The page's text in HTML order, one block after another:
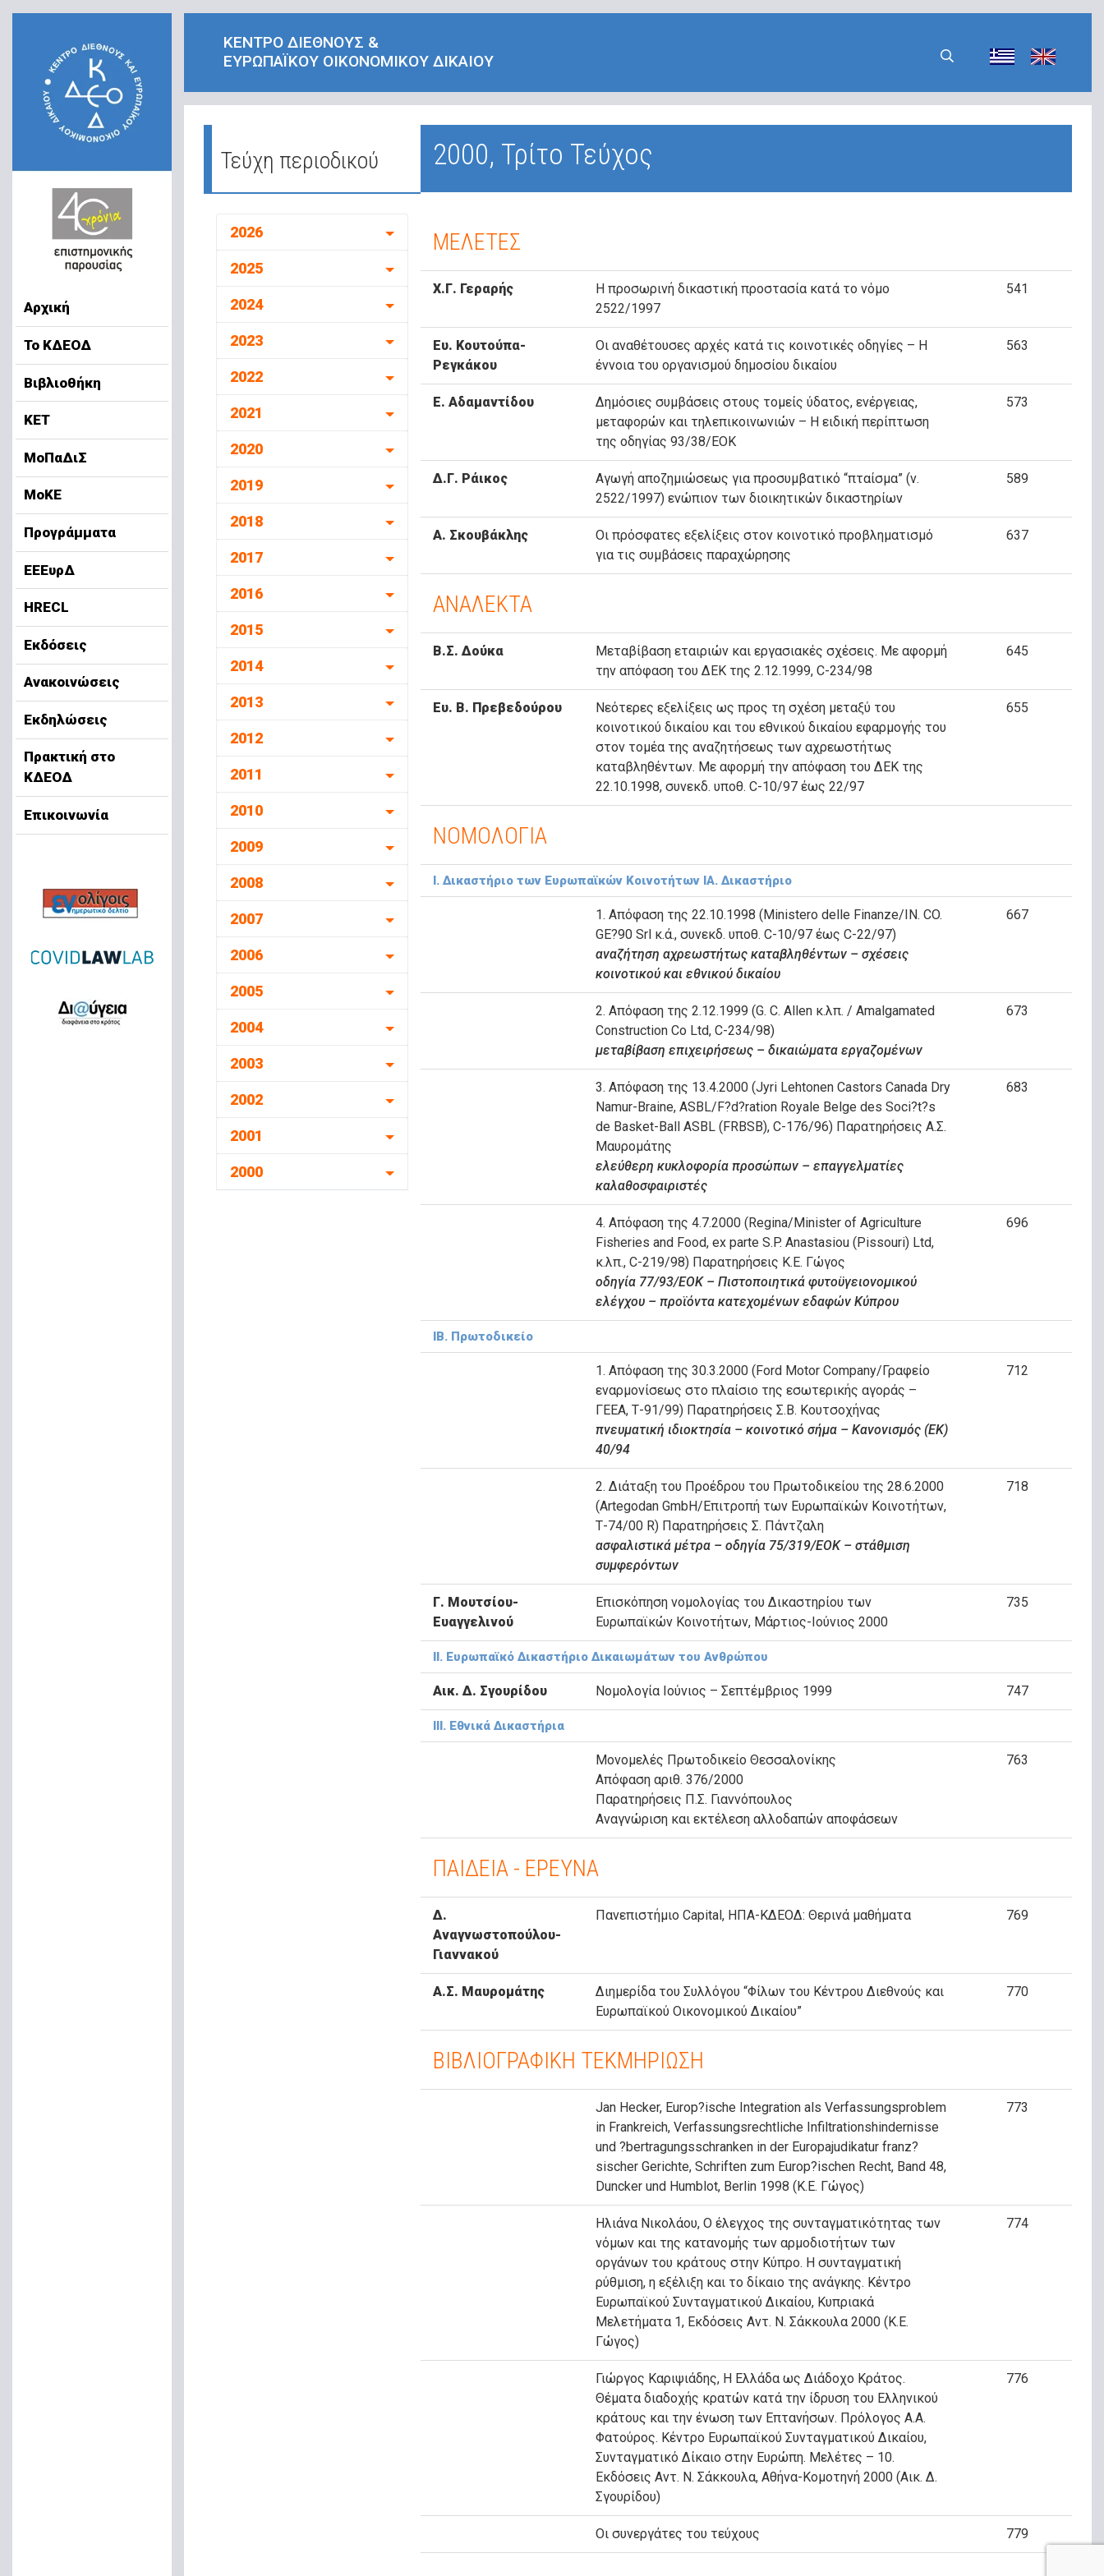
Αρχική
Το ΚΔΕΟΔ
Βιβλιοθήκη
ΚΕΤ
ΜοΠαΔιΣ
ΜοΚΕ
Προγράμματα
ΕΕΕυρΔ
HRECL
Εκδόσεις
Ανακοινώσεις
Εκδηλώσεις
Πρακτική στο
ΚΔΕΟΔ
Επικοινωνία
ΚΕΝΤΡΟ ΔΙΕΘΝΟΥΣ &
ΕΥΡΩΠΑΪΚΟΥ ΟΙΚΟΝΟΜΙΚΟΥ ΔΙΚΑΙΟΥ
Τεύχη περιοδικού
2026
2025
2024
2023
2022
2021
2020
2019
2018
2017
2016
2015
2014
2013
2012
2011
2010
2009
2008
2007
2006
2005
2004
2003
2002
2001
2000
2000, Τρίτο Τεύχος
ΜΕΛΕΤΕΣ
Χ.Γ. Γεραρής
Η προσωρινή δικαστική προστασία κατά το νόμο
2522/1997
541
Ευ. Κουτούπα-
Ρεγκάκου
Οι αναθέτουσες αρχές κατά τις κοινοτικές οδηγίες – Η
έννοια του οργανισμού δημοσίου δικαίου
563
Ε. Αδαμαντίδου
Δημόσιες συμβάσεις στους τομείς ύδατος, ενέργειας,
μεταφορών και τηλεπικοινωνιών – Η ειδική περίπτωση
της οδηγίας 93/38/ΕΟΚ
573
Δ.Γ. Ράικος
Αγωγή αποζημιώσεως για προσυμβατικό “πταίσμα” (ν.
2522/1997) ενώπιον των διοικητικών δικαστηρίων
589
Α. Σκουβάκλης
Οι πρόσφατες εξελίξεις στον κοινοτικό προβληματισμό
για τις συμβάσεις παραχώρησης
637
ΑΝΑΛΕΚΤΑ
Β.Σ. Δούκα
Μεταβίβαση εταιριών και εργασιακές σχέσεις. Με αφορμή
την απόφαση του ΔΕΚ της 2.12.1999, C-234/98
645
Ευ. Β. Πρεβεδούρου
Νεότερες εξελίξεις ως προς τη σχέση μεταξύ του
κοινοτικού δικαίου και του εθνικού δικαίου εφαρμογής του
στον τομέα της αναζητήσεως των αχρεωστήτως
καταβληθέντων. Με αφορμή την απόφαση του ΔΕΚ της
22.10.1998, συνεκδ. υποθ. C-10/97 έως 22/97
655
ΝΟΜΟΛΟΓΙΑ
Ι. Δικαστήριο των Ευρωπαϊκών Κοινοτήτων ΙΑ. Δικαστήριο
1. Απόφαση της 22.10.1998 (Ministero delle Finanze/IN. CO.
GE?90 Srl κ.ά., συνεκδ. υποθ. C-10/97 έως C-22/97)
αναζήτηση αχρεωστήτως καταβληθέντων – σχέσεις
κοινοτικού και εθνικού δικαίου
667
2. Απόφαση της 2.12.1999 (G. C. Allen κ.λπ. / Amalgamated
Construction Co Ltd, C-234/98)
μεταβίβαση επιχειρήσεως – δικαιώματα εργαζομένων
673
3. Απόφαση της 13.4.2000 (Jyri Lehtonen Castors Canada Dry
Namur-Braine, ASBL/F?d?ration Royale Belge des Soci?t?s
de Basket-Ball ASBL (FRBSB), C-176/96) Παρατηρήσεις Α.Σ.
Μαυρομάτης
ελεύθερη κυκλοφορία προσώπων – επαγγελματίες
καλαθοσφαιριστές
683
4. Απόφαση της 4.7.2000 (Regina/Minister of Agriculture
Fisheries and Food, ex parte S.P. Anastasiou (Pissouri) Ltd,
κ.λπ., C-219/98) Παρατηρήσεις Κ.Ε. Γώγος
οδηγία 77/93/ΕΟΚ – Πιστοποιητικά φυτοϋγειονομικού
ελέγχου – προϊόντα κατεχομένων εδαφών Κύπρου
696
ΙΒ. Πρωτοδικείο
1. Απόφαση της 30.3.2000 (Ford Motor Company/Γραφείο
εναρμονίσεως στο πλαίσιο της εσωτερικής αγοράς –
ΓΕΕΑ, Τ-91/99) Παρατηρήσεις Σ.Β. Κουτσοχήνας
πνευματική ιδιοκτησία – κοινοτικό σήμα – Κανονισμός (ΕΚ)
40/94
712
2. Διάταξη του Προέδρου του Πρωτοδικείου της 28.6.2000
(Artegodan GmbH/Επιτροπή των Ευρωπαϊκών Κοινοτήτων,
Τ-74/00 R) Παρατηρήσεις Σ. Πάντζαλη
ασφαλιστικά μέτρα – οδηγία 75/319/ΕΟΚ – στάθμιση
συμφερόντων
718
Γ. Μουτσίου-
Ευαγγελινού
Επισκόπηση νομολογίας του Δικαστηρίου των
Ευρωπαϊκών Κοινοτήτων, Μάρτιος-Ιούνιος 2000
735
ΙΙ. Ευρωπαϊκό Δικαστήριο Δικαιωμάτων του Ανθρώπου
Αικ. Δ. Σγουρίδου Νομολογία Ιούνιος – Σεπτέμβριος 1999 747
ΙΙΙ. Εθνικά Δικαστήρια
Μονομελές Πρωτοδικείο Θεσσαλονίκης
Απόφαση αριθ. 376/2000
Παρατηρήσεις Π.Σ. Γιαννόπουλος
Αναγνώριση και εκτέλεση αλλοδαπών αποφάσεων
763
ΠΑΙΔΕΙΑ - ΕΡΕΥΝΑ
Δ.
Αναγνωστοπούλου-
Γιαννακού
Πανεπιστήμιο Capital, ΗΠΑ-ΚΔΕΟΔ: Θερινά μαθήματα 769
Α.Σ. Μαυρομάτης
Διημερίδα του Συλλόγου “Φίλων του Κέντρου Διεθνούς και
Ευρωπαϊκού Οικονομικού Δικαίου”
770
ΒΙΒΛΙΟΓΡΑΦΙΚΗ ΤΕΚΜΗΡΙΩΣΗ
Jan Hecker, Europ?ische Integration als Verfassungsproblem
in Frankreich, Verfassungsrechtliche Infiltrationshindernisse
und ?bertragungsschranken in der Europajudikatur franz?
sischer Gerichte, Schriften zum Europ?ischen Recht, Band 48,
Duncker und Humblot, Berlin 1998 (Κ.Ε. Γώγος)
773
Ηλιάνα Νικολάου, Ο έλεγχος της συνταγματικότητας των
νόμων και της κατανομής των αρμοδιοτήτων των
οργάνων του κράτους στην Κύπρο. Η συνταγματική
ρύθμιση, η εξέλιξη και το δίκαιο της ανάγκης. Κέντρο
Ευρωπαϊκού Συνταγματικού Δικαίου, Κυπριακά
Μελετήματα 1, Εκδόσεις Αντ. Ν. Σάκκουλα 2000 (Κ.Ε.
Γώγος)
774
Γιώργος Καριψιάδης, Η Ελλάδα ως Διάδοχο Κράτος.
Θέματα διαδοχής κρατών κατά την ίδρυση του Ελληνικού
κράτους και την ένωση των Επτανήσων. Πρόλογος Α.Α.
Φατούρος. Κέντρο Ευρωπαϊκού Συνταγματικού Δικαίου,
Συνταγματικό Δίκαιο στην Ευρώπη. Μελέτες – 10.
Εκδόσεις Αντ. Ν. Σάκκουλα, Αθήνα-Κομοτηνή 2000 (Αικ. Δ.
Σγουρίδου)
776
Οι συνεργάτες του τεύχους 779